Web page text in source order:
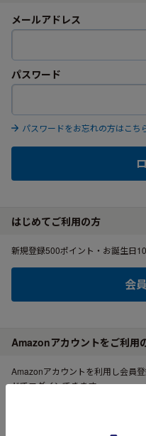
メールアドレス
パスワード
パスワードをお忘れの方はこち
はじめてご利用の方
新規登録500ポイント・お誕生日
会
Amazonアカウントをご利用
Amazonアカウントを利用し会員
ドでログインできます。